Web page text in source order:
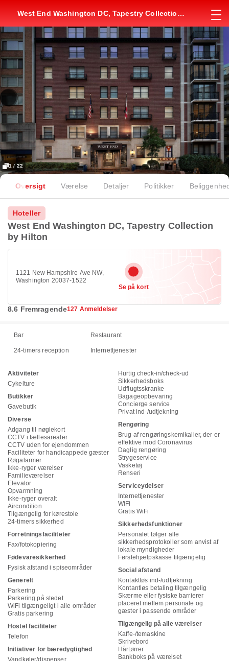
West End Washington DC, Tapestry Collection
1 / 22
Oversigt Værelse Detaljer Politikker
Hoteller
West End Washington DC, Tapestry Collection
by Hilton
1121 New Hampshire Ave NW,
Washington 20037-1522
Se på kort
8.6 Fremragende127 Anmeldelser
Bar Restaurant
24-timers reception Internettjenester
Aktiviteter
Cykelture
Butikker
Gavebutik
Diverse
Adgang til nøglekort
CCTV i fællesarealer
CCTV uden for ejendommen
Faciliteter for handicappede gæster
Røgalarmer
Ikke-ryger værelser
Familieværelser
Elevator
Opvarmning
Ikke-ryger overalt
Aircondition
Tilgængelig for kørestole
24-timers sikkerhed
Forretningsfaciliteter
Fax/fotokopiering
Fødevaresikkerhed
Fysisk afstand i spiseområder
Generelt
Parkering
Parkering på stedet
WiFi tilgængeligt i alle områder
Gratis parkering
Hostel faciliteter
Telefon
Initiativer for bæredygtighed
Vandkøler/dispenser
Hurtig check-in/check-ud
Sikkerhedsboks
Udflugtsskranke
Bagageopbevaring
Concierge service
Privat ind-/udtjekning
Rengøring
Brug af rengøringskemikalier, der er
effektive mod Coronavirus
Daglig rengøring
Strygeservice
Vasketøj
Renseri
Serviceydelser
Internettjenester
WiFi
Gratis WiFi
Sikkerhedsfunktioner
Personalet følger alle
sikkerhedsprotokoller som anvist af
lokale myndigheder
Førstehjælpskasse tilgængelig
Social afstand
Kontaktløs ind-/udtjekning
Kontantløs betaling tilgængelig
Skærme eller fysiske barrierer
placeret mellem personale og
gæster i passende områder
Tilgængelig på alle værelser
Kaffe-/temaskine
Skrivebord
Hårtørrer
Bankboks på værelset